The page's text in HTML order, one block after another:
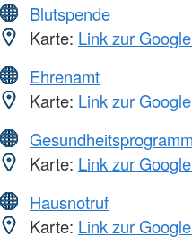
Blutspende
Karte: Link zur
Ehrenamt
Karte: Link zur
Karte: Link zur
Hausnotruf
Karte: Link zur